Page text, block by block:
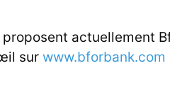
actuellement
sur www.bforbank.com